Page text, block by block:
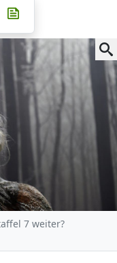
Whatsapp
auf Telegram
teilen
auf X
7 weiter?